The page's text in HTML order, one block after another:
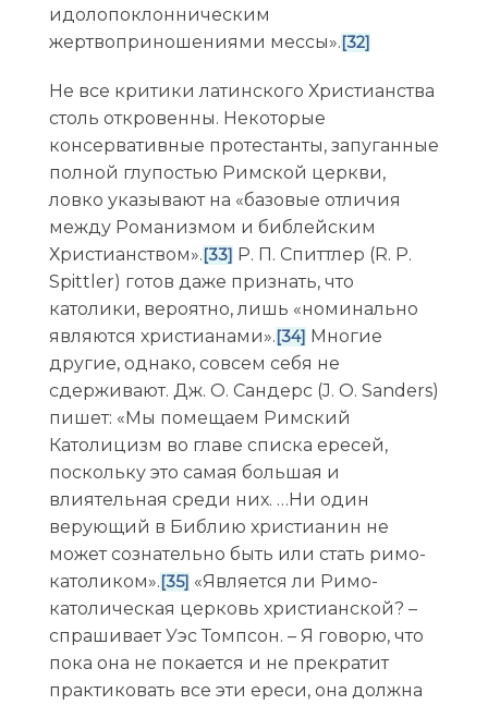
идолопоклонническим
жертвоприношениями мессы». [32]
Не все критики латинского Христианства
столь откровенны. Некоторые
консервативные протестанты, запуганные
полной глупостью Римской церкви,
ловко указывают на «базовые отличия
между Романизмом и библейским
Христианством».[33] Р. П. Спиттлер (R. P.
Spittler) готов даже признать, что
католики, вероятно, лишь «номинально
являются христианами».[34] Многие
другие, однако, совсем себя не
сдерживают. Дж. О. Сандерс (J. O. Sanders)
пишет: «Мы помещаем Римский
Католицизм во главе списка ересей,
поскольку это самая большая и
влиятельная среди них. …Ни один
верующий в Библию христианин не
может сознательно быть или стать римо-
католиком».[35] «Является ли Римо-
католическая церковь христианской? –
спрашивает Уэс Томпсон. – Я говорю, что
пока она не покается и не прекратит
практиковать все эти ереси, она должна